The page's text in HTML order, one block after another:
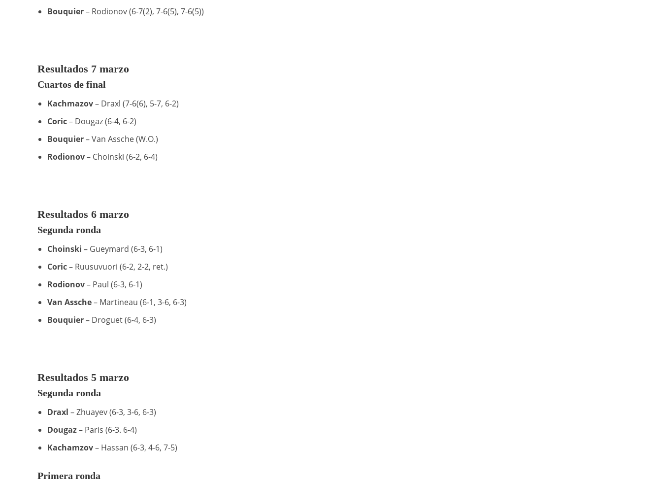
Bouquier– Rodionov (6-7(2), 7-6(5), 7-6(5))
Resultados 7 marzo
Cuartos de final
Kachmazov– Draxl (7-6(6), 5-7, 6-2)
Coric– Dougaz (6-4, 6-2)
Bouquier– Van Assche (W.O.)
Rodionov– Choinski (6-2, 6-4)
Resultados 6 marzo
Segunda ronda
Choinski – Gueymard (6-3, 6-1)
Coric– Ruusuvuori (6-2, 2-2, ret.)
Rodionov– Paul (6-3, 6-1)
Van Assche– Martineau (6-1, 3-6, 6-3)
Bouquier– Droguet (6-4, 6-3)
Resultados 5 marzo
Segunda ronda
Draxl – Zhuayev (6-3, 3-6, 6-3)
Dougaz– Paris (6-3. 6-4)
Kachamzov– Hassan (6-3, 4-6, 7-5)
Primera ronda